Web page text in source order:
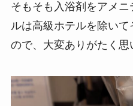
そもそも入浴剤をアメ
ルは高級ホテルを除い
ので、大変ありがたく思